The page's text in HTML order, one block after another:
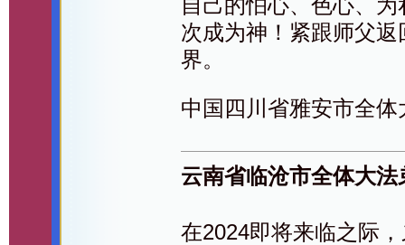
自己的怕心、色心、
次成为神！紧跟师父
界。
中国四川省雅安市全
云南省临沧市全体大
在2024即将来临之际